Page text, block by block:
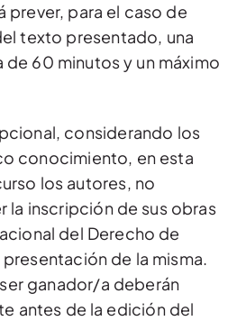
prever, para el caso de
texto presentado, una
de 60 minutos y un máximo
considerando los
conocimiento, en esta
los autores, no
la inscripción de sus obras
del Derecho de
de la misma.
ganador/a deberán
antes de la edición del